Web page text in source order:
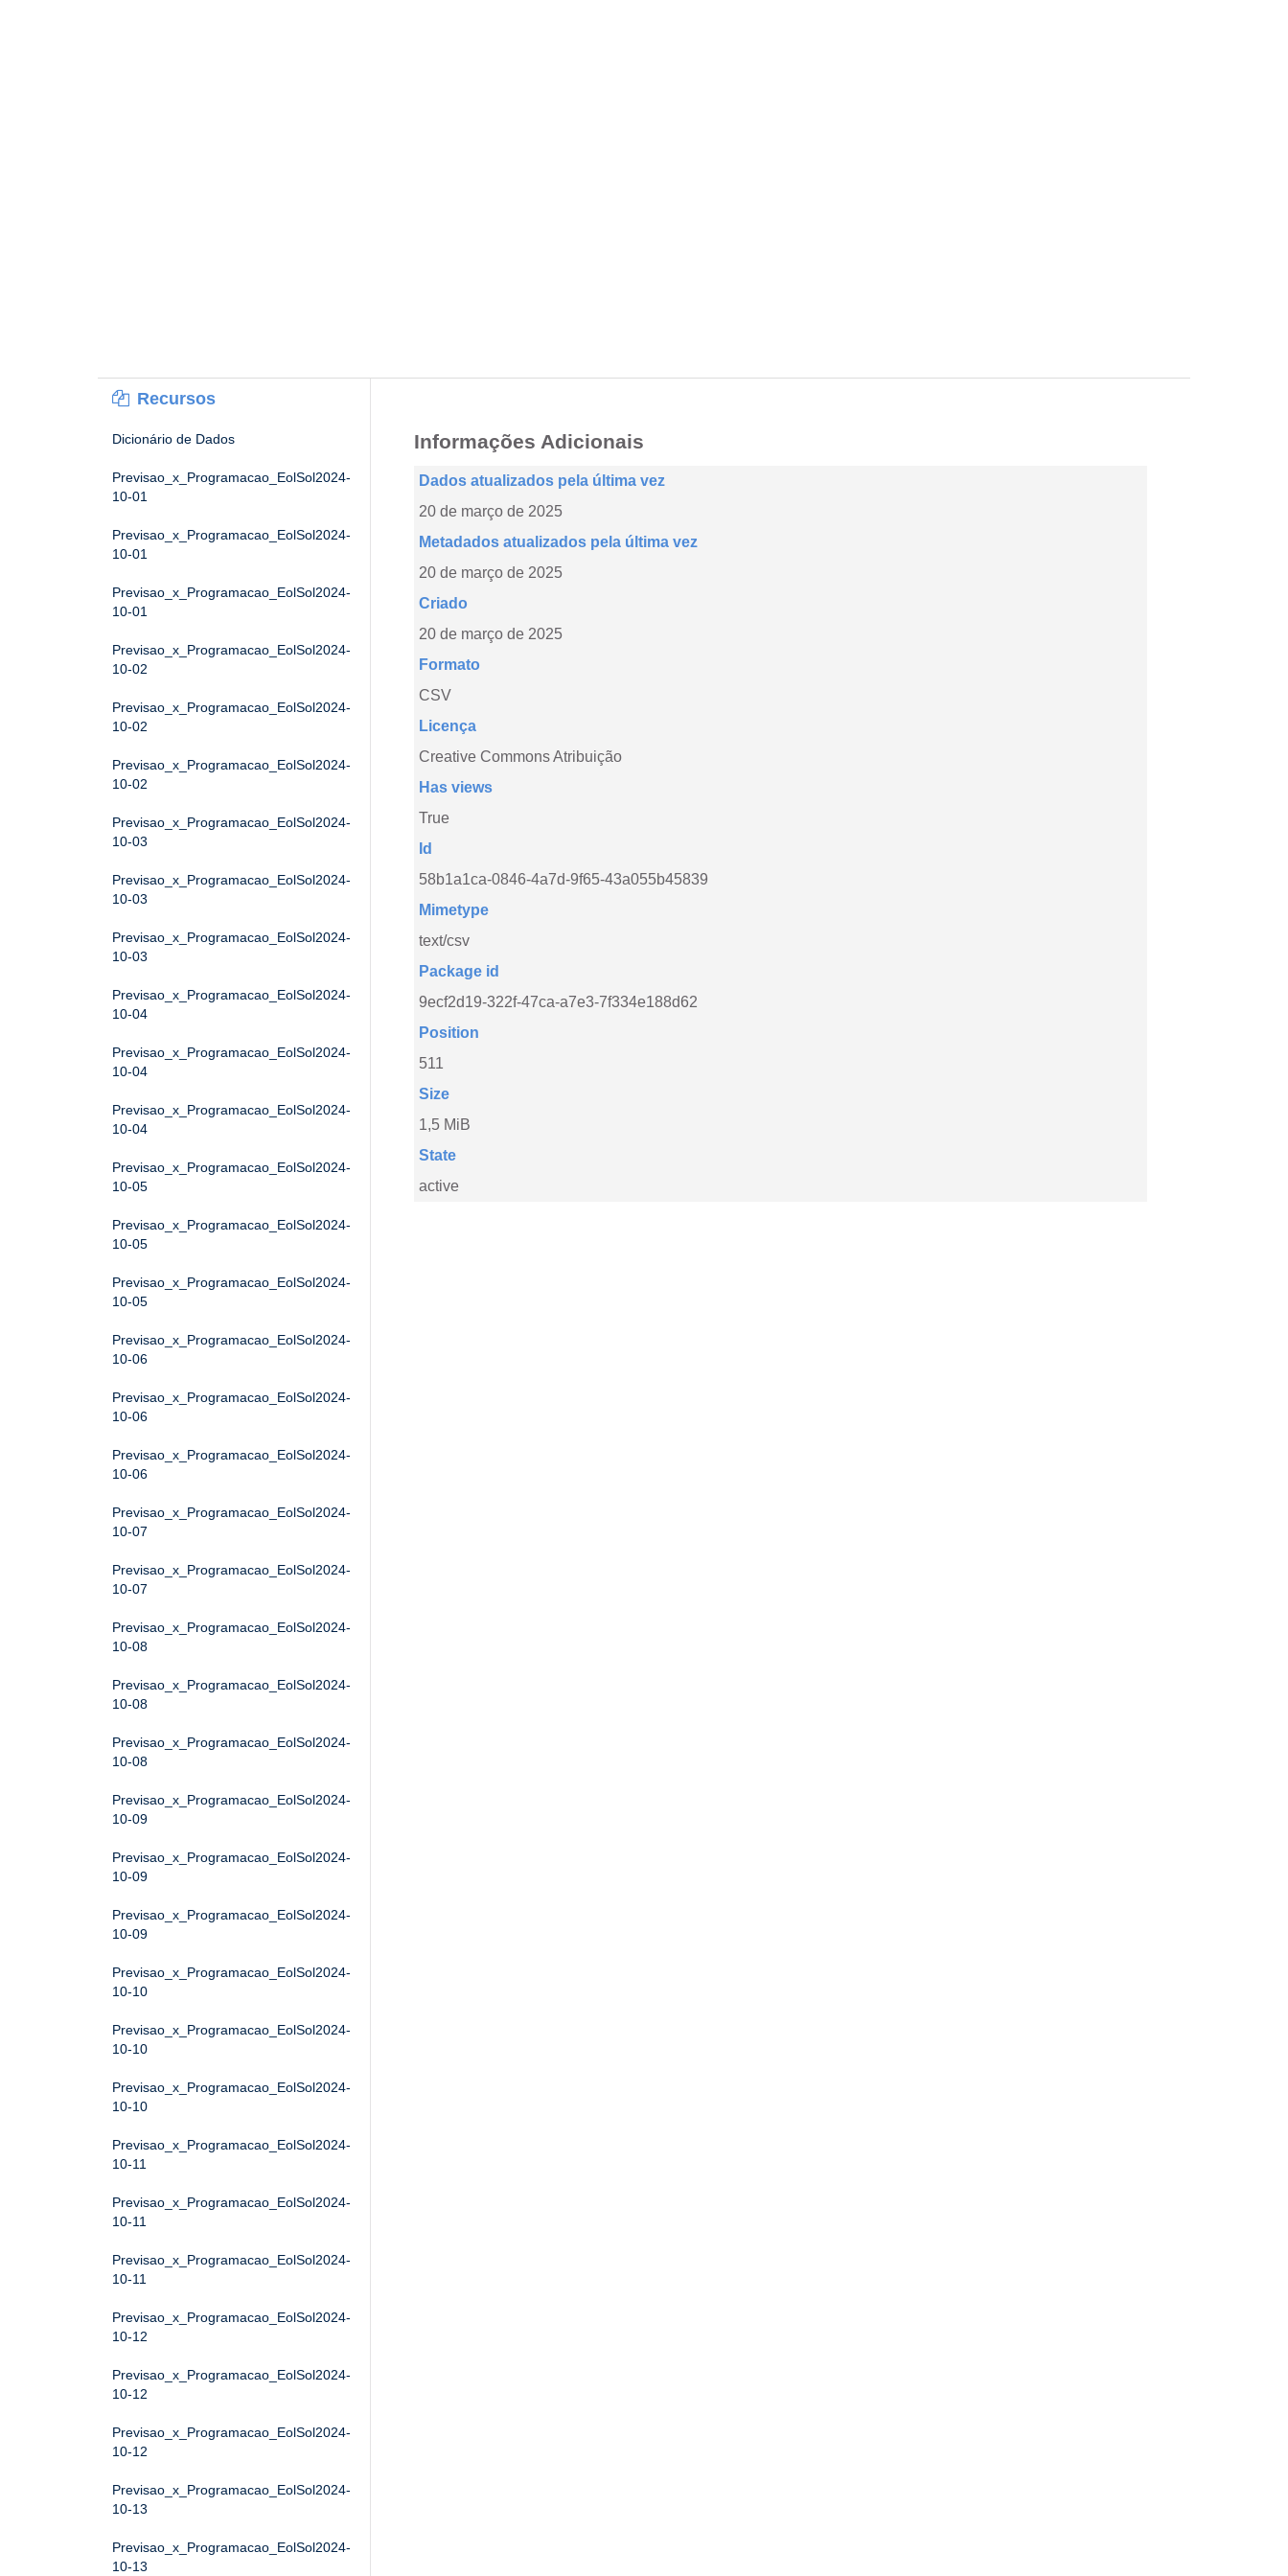
Recursos
Dicionário de Dados
Previsao_x_Programacao_EolSol2024-
10-01
Previsao_x_Programacao_EolSol2024-
10-01
Previsao_x_Programacao_EolSol2024-
10-01
Previsao_x_Programacao_EolSol2024-
10-02
Previsao_x_Programacao_EolSol2024-
10-02
Previsao_x_Programacao_EolSol2024-
10-02
Previsao_x_Programacao_EolSol2024-
10-03
Previsao_x_Programacao_EolSol2024-
10-03
Previsao_x_Programacao_EolSol2024-
10-03
Previsao_x_Programacao_EolSol2024-
10-04
Previsao_x_Programacao_EolSol2024-
10-04
Previsao_x_Programacao_EolSol2024-
10-04
Previsao_x_Programacao_EolSol2024-
10-05
Previsao_x_Programacao_EolSol2024-
10-05
Previsao_x_Programacao_EolSol2024-
10-05
Previsao_x_Programacao_EolSol2024-
10-06
Previsao_x_Programacao_EolSol2024-
10-06
Previsao_x_Programacao_EolSol2024-
10-06
Previsao_x_Programacao_EolSol2024-
10-07
Previsao_x_Programacao_EolSol2024-
10-07
Previsao_x_Programacao_EolSol2024-
10-08
Previsao_x_Programacao_EolSol2024-
10-08
Previsao_x_Programacao_EolSol2024-
10-08
Previsao_x_Programacao_EolSol2024-
10-09
Previsao_x_Programacao_EolSol2024-
10-09
Previsao_x_Programacao_EolSol2024-
10-09
Previsao_x_Programacao_EolSol2024-
10-10
Previsao_x_Programacao_EolSol2024-
10-10
Previsao_x_Programacao_EolSol2024-
10-10
Previsao_x_Programacao_EolSol2024-
10-11
Previsao_x_Programacao_EolSol2024-
10-11
Previsao_x_Programacao_EolSol2024-
10-11
Previsao_x_Programacao_EolSol2024-
10-12
Previsao_x_Programacao_EolSol2024-
10-12
Previsao_x_Programacao_EolSol2024-
10-12
Previsao_x_Programacao_EolSol2024-
10-13
Previsao_x_Programacao_EolSol2024-
10-13
Informações Adicionais
Dados atualizados pela última vez
20 de março de 2025
Metadados atualizados pela última vez
20 de março de 2025
Criado
20 de março de 2025
Formato
CSV
Licença
Creative Commons Atribuição
Has views
True
Id
58b1a1ca-0846-4a7d-9f65-43a055b45839
Mimetype
text/csv
Package id
9ecf2d19-322f-47ca-a7e3-7f334e188d62
Position
511
Size
1,5 MiB
State
active